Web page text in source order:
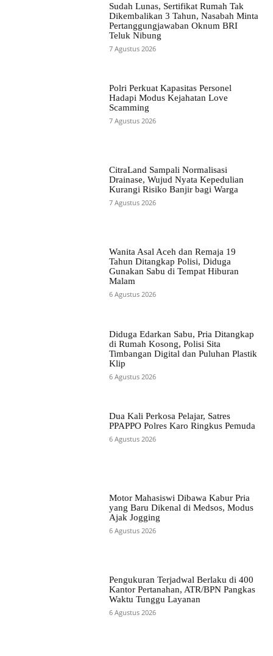
Sudah Lunas, Sertifikat Rumah Tak
Dikembalikan 3 Tahun, Nasabah Minta
Pertanggungjawaban Oknum BRI
Teluk Nibung
7 Agustus 2026
Polri Perkuat Kapasitas Personel
Hadapi Modus Kejahatan Love
Scamming
7 Agustus 2026
CitraLand Sampali Normalisasi
Drainase, Wujud Nyata Kepedulian
Kurangi Risiko Banjir bagi Warga
7 Agustus 2026
Wanita Asal Aceh dan Remaja 19
Tahun Ditangkap Polisi, Diduga
Gunakan Sabu di Tempat Hiburan
Malam
6 Agustus 2026
Diduga Edarkan Sabu, Pria Ditangkap
di Rumah Kosong, Polisi Sita
Timbangan Digital dan Puluhan Plastik
Klip
6 Agustus 2026
Dua Kali Perkosa Pelajar, Satres
PPAPPO Polres Karo Ringkus Pemuda
6 Agustus 2026
Motor Mahasiswi Dibawa Kabur Pria
yang Baru Dikenal di Medsos, Modus
Ajak Jogging
6 Agustus 2026
Pengukuran Terjadwal Berlaku di 400
Kantor Pertanahan, ATR/BPN Pangkas
Waktu Tunggu Layanan
6 Agustus 2026